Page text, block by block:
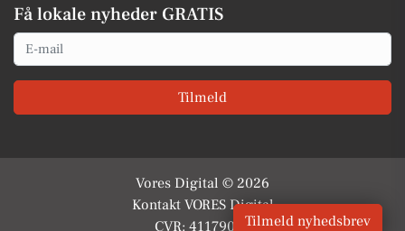
Få lokale nyheder GRATIS
Email
Tilmeld
Vores Digital © 2026
Kontakt VORES Digital
CVR: 41179082Tilmeld nyhedsbrev